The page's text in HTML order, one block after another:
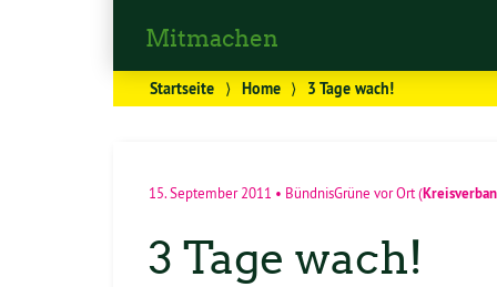
Mitmachen
Startseite ⟩ Home ⟩ 3 Tage wach!
15. September 2011 • BündnisGrüne vor Ort(
3 Tage wach!